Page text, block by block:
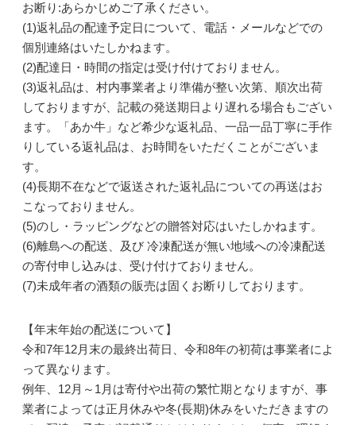
お断り:あらかじめご了承ください。
(1)返礼品の配達予定日について、電話・メールなどでの
個別連絡はいたしかねます。
(2)配達日・時間の指定は受け付けておりません。
(3)返礼品は、村内事業者より準備が整い次第、順次出荷
しておりますが、記載の発送期日より遅れる場合もござい
ます。「あか牛」など希少な返礼品、一品一品丁寧に手作
りしている返礼品は、お時間をいただくことがございま
す。
(4)長期不在などで返送された返礼品についての再送はお
こなっておりません。
(5)のし・ラッピングなどの贈答対応はいたしかねます。
(6)離島への配送、及び 冷凍配送が無い地域への冷凍配送
の寄付申し込みは、受け付けておりません。
(7)未成年者の酒類の販売は固くお断りしております。
【年末年始の配送について】
令和7年12月末の最終出荷日、令和8年の初荷は事業者によ
って異なります。
例年、12月～1月は寄付や出荷の繁忙期となりますが、事
業者によっては正月休みや冬(長期)休みをいただきますの